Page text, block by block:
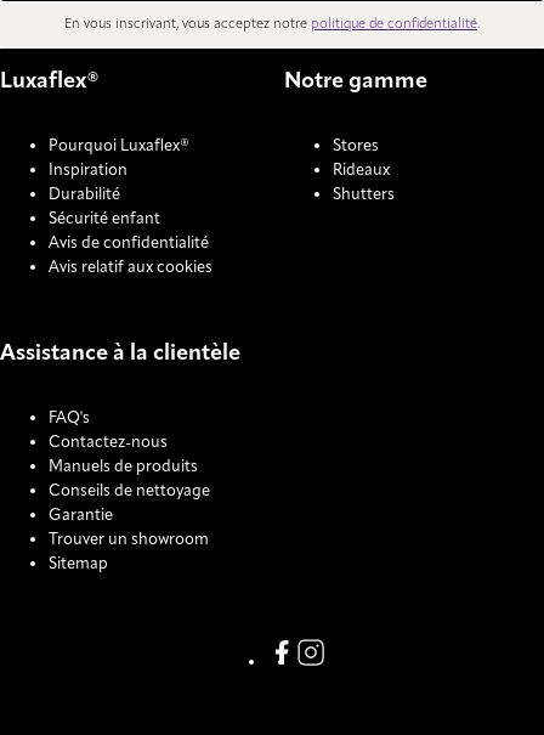
En vous inscrivant, vous acceptez notre politique de confidentialité.
Luxaflex®
Pourquoi Luxaflex®
Inspiration
Durabilité
Sécurité enfant
Avis de confidentialité
Avis relatif aux cookies
Notre gamme
Stores
Rideaux
Shutters
Assistance à la clientèle
FAQ's
Contactez-nous
Manuels de produits
Conseils de nettoyage
Garantie
Trouver un showroom
Sitemap
Link missing Display text from
Link missing Display text